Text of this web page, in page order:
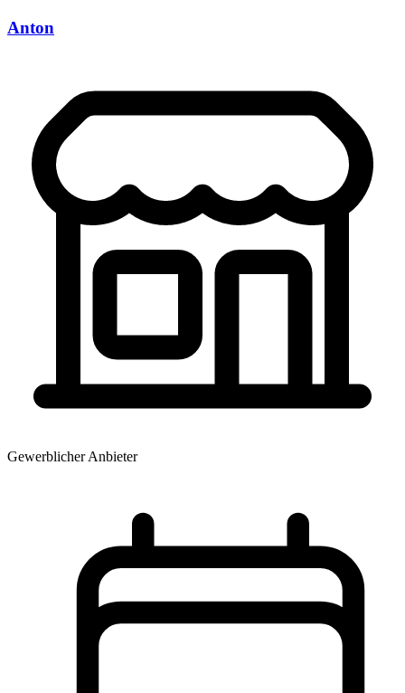
Anton
Gewerblicher Anbieter